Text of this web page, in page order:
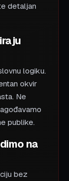
detaljan
logiku.
okvir
Ne
publike.
na
bez